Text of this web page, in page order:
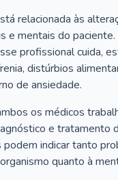
relacionada às
e mentais do paciente.
profissional cuida,
distúrbios
de ansiedade.
os médicos
e tratamento
indicar tanto
quanto à